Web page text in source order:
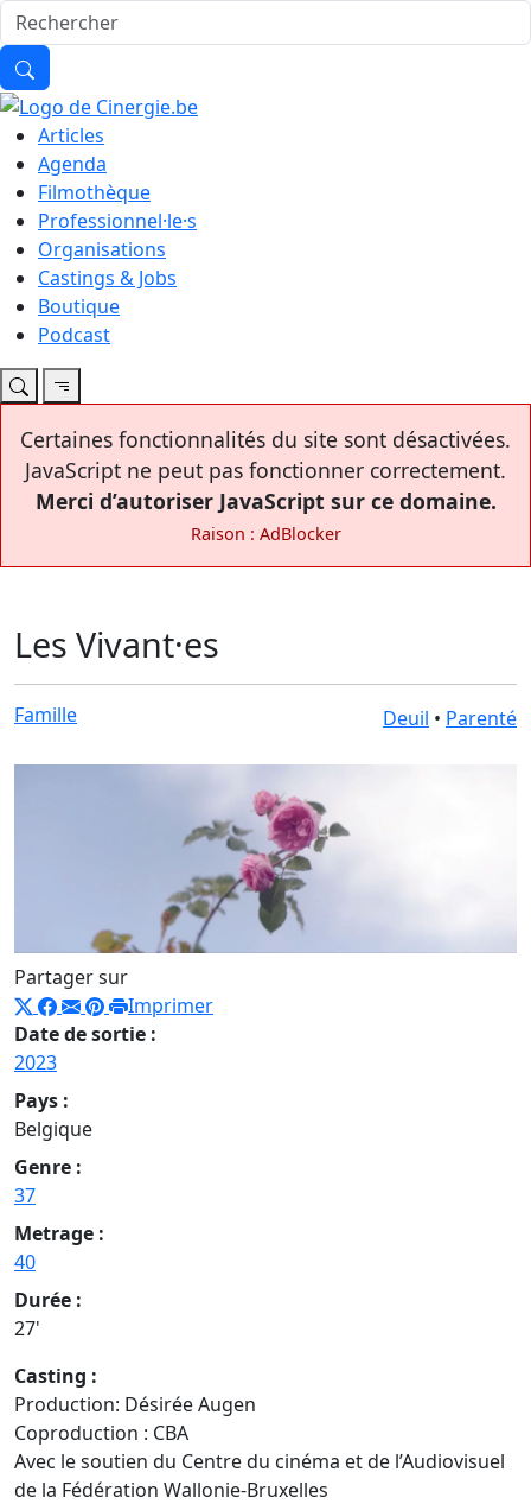
Articles
Agenda
Filmothèque
Professionnel·le·s
Organisations
Castings & Jobs
Boutique
Podcast
Certaines fonctionnalités du site sont désactivées.
JavaScript ne peut pas fonctionner correctement.
Merci d’autoriser JavaScript sur ce domaine.
Raison : AdBlocker
Les Vivant·es
Famille Deuil • Parenté
Partager sur
Imprimer
Date de sortie :
2023
Pays :
Belgique
Genre :
37
Metrage :
40
Durée :
27'
Casting :
Production: Désirée Augen
Coproduction : CBA
Avec le soutien du Centre du cinéma et de l’Audiovisuel
de la Fédération Wallonie-Bruxelles